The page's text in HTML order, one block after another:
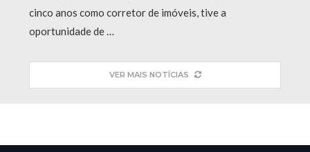
cinco anos como corretor de imóveis, tive a
oportunidade de …
VER MAIS NOTÍCIAS